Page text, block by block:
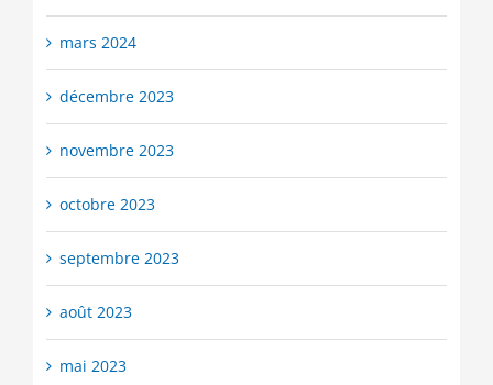
mars 2024
décembre 2023
novembre 2023
octobre 2023
septembre 2023
août 2023
mai 2023